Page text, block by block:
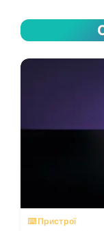
⌨️ Пристрої